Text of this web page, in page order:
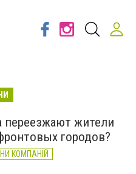
переезжают жители
городов?
КОМПАНІЙ